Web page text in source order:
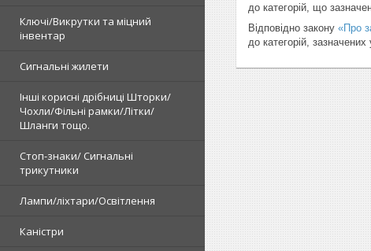
Ключі/Викрутки та міцний
інвентар
Сигнальні жилети
Інші корисні дрібниці Шторки/
Чохли/Фільні рамки/Літки/
Шланги тощо.
Стоп-знаки/ Сигнальні
трикутники
Лампи/ліхтари/Освітлення
Каністри
до категорій, що
Відповідно закону «Про
до категорій,